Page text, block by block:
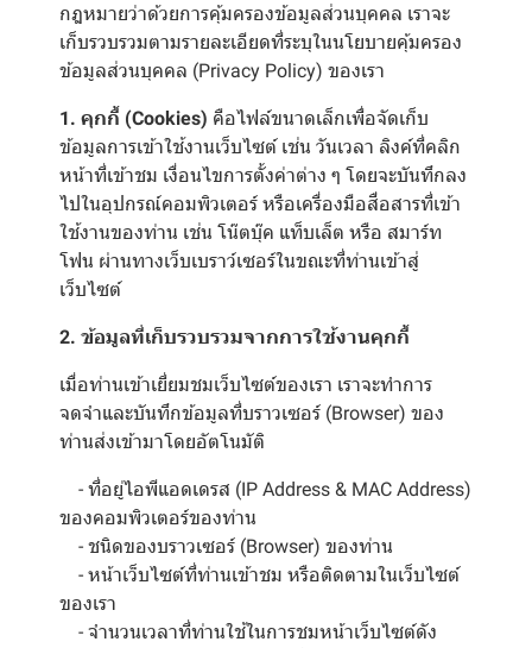
กฎหมายว่าด้วยการคุ้มครองข้อมูลส่วนบุคคล เราจะ
เก็บรวบรวมตามรายละเอียดที่ระบุในนโยบายคุ้มครอง
ข้อมูลส่วนบุคคล (Privacy Policy) ของเรา
1. คุกกี้ (Cookies) คือไฟล์ขนาดเล็กเพื่อจัดเก็บ
ข้อมูลการเข้าใช้งานเว็บไซต์ เช่น วันเวลา ลิงค์ที่คลิก
หน้าที่เข้าชม เงื่อนไขการตั้งค่าต่าง ๆ โดยจะบันทึกลง
ไปในอุปกรณ์คอมพิวเตอร์ หรือเครื่องมือสื่อสารที่เข้า
ใช้งานของท่าน เช่น โน๊ตบุ๊ค แท็บเล็ต หรือ สมาร์ท
โฟน ผ่านทางเว็บเบราว์เซอร์ในขณะที่ท่านเข้าสู่
เว็บไซต์
2. ข้อมูลที่เก็บรวบรวมจากการใช้งานคุกกี้
เมื่อท่านเข้าเยี่ยมชมเว็บไซต์ของเรา เราจะทำการ
จดจำและบันทึกข้อมูลที่บราวเซอร์ (Browser) ของ
ท่านส่งเข้ามาโดยอัตโนมัติ
- ที่อยู่ไอพีแอดเดรส (IP Address & MAC Address)
ของคอมพิวเตอร์ของท่าน
- ชนิดของบราวเซอร์ (Browser) ของท่าน
- หน้าเว็บไซต์ที่ท่านเข้าชม หรือติดตามในเว็บไซต์
ของเรา
- จำนวนเวลาที่ท่านใช้ในการชมหน้าเว็บไซต์ดัง